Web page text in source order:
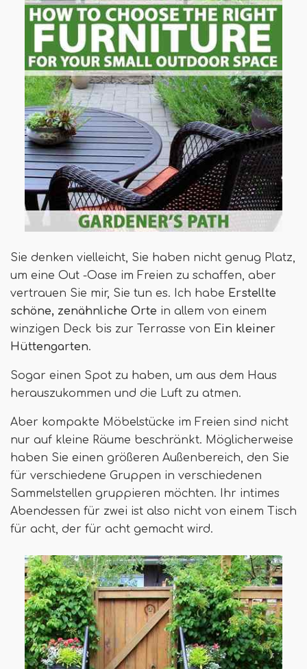
Sie denken vielleicht, Sie haben nicht genug Platz,
um eine Out -Oase im Freien zu schaffen, aber
vertrauen Sie mir, Sie tun es. Ich habe Erstellte
schöne, zenähnliche Orte in allem von einem
winzigen Deck bis zur Terrasse von Ein kleiner
Hüttengarten.
Sogar einen Spot zu haben, um aus dem Haus
herauszukommen und die Luft zu atmen.
Aber kompakte Möbelstücke im Freien sind nicht
nur auf kleine Räume beschränkt. Möglicherweise
haben Sie einen größeren Außenbereich, den Sie
für verschiedene Gruppen in verschiedenen
Sammelstellen gruppieren möchten. Ihr intimes
Abendessen für zwei ist also nicht von einem Tisch
für acht, der für acht gemacht wird.